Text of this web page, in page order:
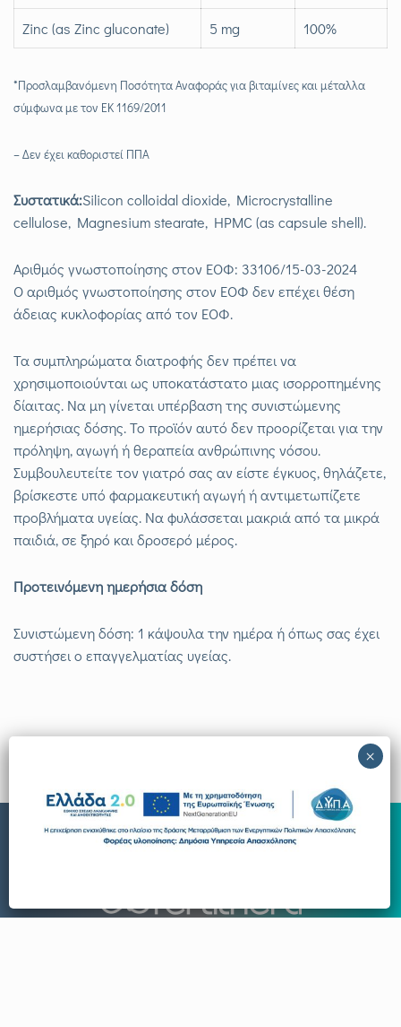
Zinc (as Zinc gluconate) 5 mg 100%
*Προσλαμβανόμενη Ποσότητα Αναφοράς για βιταμίνες και μέταλλα
σύμφωνα με τον ΕΚ 1169/2011
– Δεν έχει καθοριστεί ΠΠΑ
Συστατικά:Silicon colloidal dioxide, Microcrystalline
cellulose, Magnesium stearate, HPMC (as capsule shell).
Αριθμός γνωστοποίησης στον ΕΟΦ: 33106/15-03-2024
Ο αριθμός γνωστοποίησης στον ΕΟΦ δεν επέχει θέση
άδειας κυκλοφορίας από τον ΕΟΦ.
Τα συμπληρώματα διατροφής δεν πρέπει να
χρησιμοποιούνται ως υποκατάστατο μιας ισορροπημένης
δίαιτας. Να μη γίνεται υπέρβαση της συνιστώμενης
ημερήσιας δόσης. Το προϊόν αυτό δεν προορίζεται για την
πρόληψη, αγωγή ή θεραπεία ανθρώπινης νόσου.
Συμβουλευτείτε τον γιατρό σας αν είστε έγκυος, θηλάζετε,
βρίσκεστε υπό φαρμακευτική αγωγή ή αντιμετωπίζετε
προβλήματα υγείας. Να φυλάσσεται μακριά από τα μικρά
παιδιά, σε ξηρό και δροσερό μέρος.
Προτεινόμενη ημερήσια δόση
Συνιστώμενη δόση: 1 κάψουλα την ημέρα ή όπως σας έχει
συστήσει ο επαγγελματίας υγείας.
Όροι Χρήσης
Πολιτική Ιδιωτικότητας